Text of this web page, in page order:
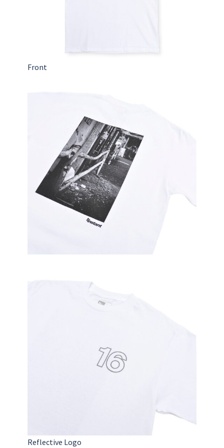
Front
Reflective Logo